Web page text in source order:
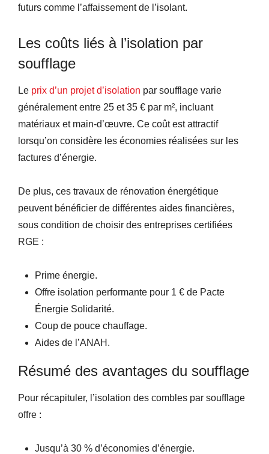
futurs comme l’affaissement de l’isolant.
Les coûts liés à l’isolation par
soufflage
Le prix d’un projet d’isolation par soufflage varie
généralement entre 25 et 35 € par m², incluant
matériaux et main-d’œuvre. Ce coût est attractif
lorsqu’on considère les économies réalisées sur les
factures d’énergie.
De plus, ces travaux de rénovation énergétique
peuvent bénéficier de différentes aides financières,
sous condition de choisir des entreprises certifiées
RGE :
Prime énergie.
Offre isolation performante pour 1 € de Pacte
Énergie Solidarité.
Coup de pouce chauffage.
Aides de l’ANAH.
Résumé des avantages du soufflage
Pour récapituler, l’isolation des combles par soufflage
offre :
Jusqu’à 30 % d’économies d’énergie.